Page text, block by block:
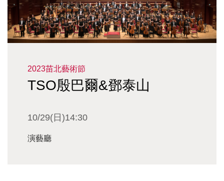
2023苗北藝術節
TSO殷巴爾&鄧泰山
10/29(日)14:30
演藝廳